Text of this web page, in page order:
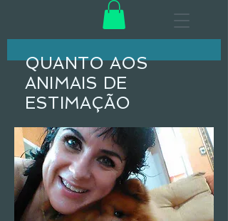
QUANTO AOS
ANIMAIS DE
ESTIMAÇÃO